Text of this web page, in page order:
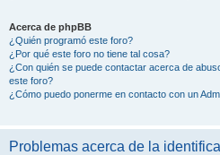
Acerca de phpBB
¿Quién programó este foro?
¿Por qué este foro no tiene tal cosa?
¿Con quién se puede contactar acerca de
este foro?
¿Cómo puedo ponerme en contacto con un
Problemas acerca de la